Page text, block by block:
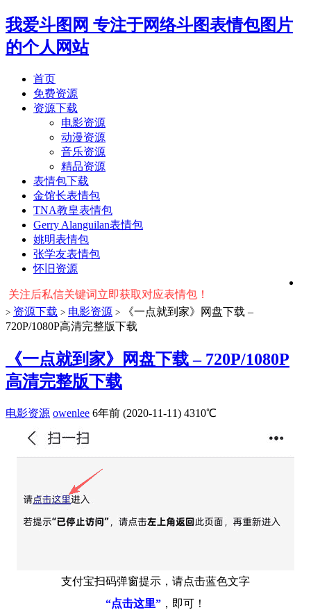
我爱斗图网 专注于网络斗图表情包图片
的个人网站
首页
免费资源
资源下载
电影资源
动漫资源
音乐资源
精品资源
表情包下载
金馆长表情包
TNA教皇表情包
Gerry Alanguilan表情包
姚明表情包
张学友表情包
怀旧资源
私信关键词立即获取对应表情包！ ※ 友情提示：右上角输入
> 资源下载 > 电影资源 >
《一点就到家》网盘下载 –
720P/1080P高清完整版下载
《一点就到家》网盘下载 – 720P/1080P
高清完整版下载
电影资源 owenlee 6年前 (2020-11-11) 4310℃
支付宝扫码弹窗提示，请点击蓝色文字
“点击这里” ，即可！